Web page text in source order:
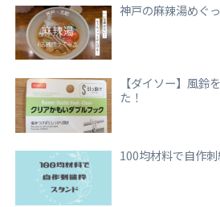
神戸の麻辣湯めぐ
【ダイソー】風鈴
た！
100均材料で自作